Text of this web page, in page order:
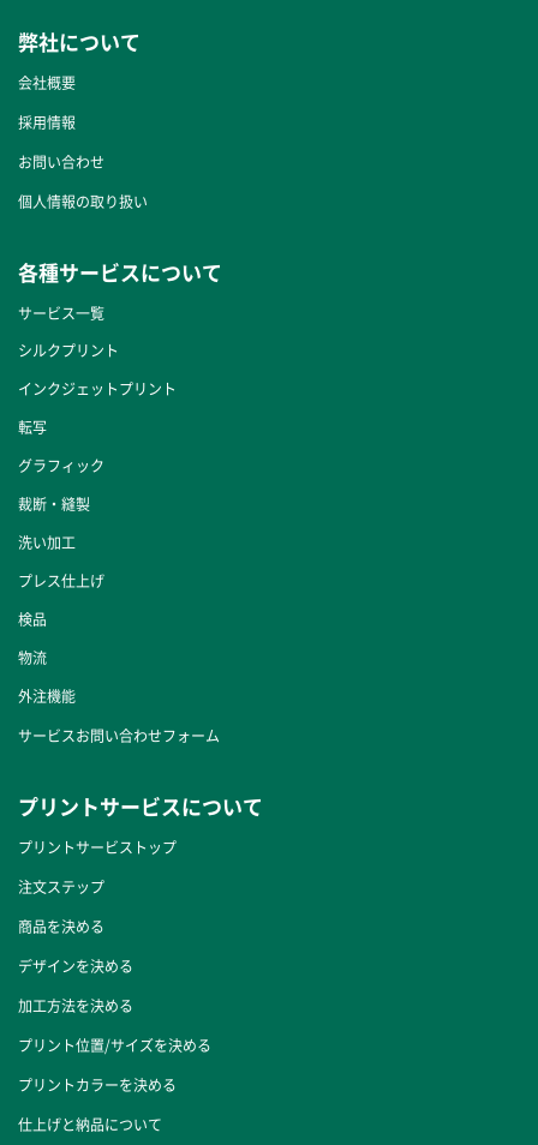
弊社について
会社概要
採用情報
お問い合わせ
個人情報の取り扱い
各種サービスについて
サービス一覧
シルクプリント
インクジェットプリント
転写
グラフィック
裁断・縫製
洗い加工
プレス仕上げ
検品
物流
外注機能
サービスお問い合わせフォーム
プリントサービスについて
プリントサービストップ
注文ステップ
商品を決める
デザインを決める
加工方法を決める
プリント位置/サイズを決める
プリントカラーを決める
仕上げと納品について